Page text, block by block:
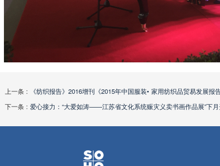
上一条 :
《纺织报告》2016增刊《2015年中国服装• 家用纺织品贸易发展报
下一条 : 爱心接力：“大爱如涛——江苏省文化系统赈灾义卖书画作品展”下